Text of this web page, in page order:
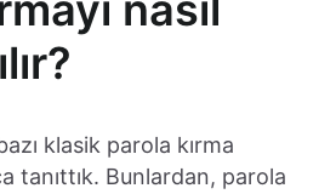
klasik parola kırma
tanıttık. Bunlardan, parola